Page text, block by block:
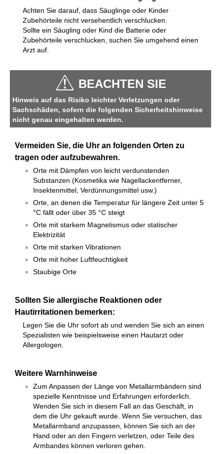
Achten Sie darauf, dass Säuglinge oder Kinder
Zubehörteile nicht versehentlich verschlucken.
Sollte ein Säugling oder Kind die Batterie oder
Zubehörteile verschlucken, suchen Sie umgehend einen
Arzt auf.
BEACHTEN SIE
Hinweis auf das Risiko leichter Verletzungen oder
Sachschäden, sofern die folgenden Sicherheitshinweise
nicht genau eingehalten werden.
Vermeiden Sie, die Uhr an folgenden Orten zu
tragen oder aufzubewahren.
Orte mit Dämpfen von leicht verdunstenden
Substanzen (Kosmetika wie Nagellackentferner,
Insektenmittel, Verdünnungsmittel usw.)
Orte, an denen die Temperatur für längere Zeit unter 5
°C fällt oder über 35 °C steigt
Orte mit starkem Magnetismus oder statischer
Elektrizität
Orte mit starken Vibrationen
Orte mit hoher Luftfeuchtigkeit
Staubige Orte
Sollten Sie allergische Reaktionen oder
Hautirritationen bemerken:
Legen Sie die Uhr sofort ab und wenden Sie sich an einen
Spezialisten wie beispielsweise einen Hautarzt oder
Allergologen.
Weitere Warnhinweise
Zum Anpassen der Länge von Metallarmbändern sind
spezielle Kenntnisse und Erfahrungen erforderlich.
Wenden Sie sich in diesem Fall an das Geschäft, in
dem die Uhr gekauft wurde. Wenn Sie versuchen, das
Metallarmband anzupassen, können Sie sich an der
Hand oder an den Fingern verletzen, oder Teile des
Armbandes können verloren gehen.